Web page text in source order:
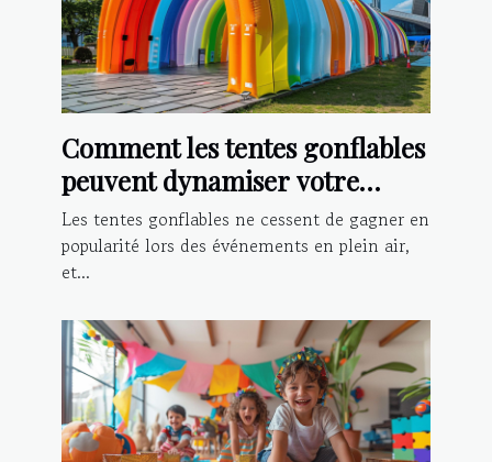
Comment les tentes gonflables
peuvent dynamiser votre
présence lors d'événements
Les tentes gonflables ne cessent de gagner en
popularité lors des événements en plein air,
et...